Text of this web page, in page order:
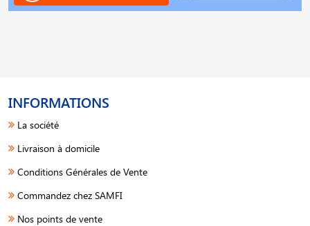
INFORMATIONS
La société
Livraison à domicile
Conditions Générales de Vente
Commandez chez SAMFI
Nos points de vente